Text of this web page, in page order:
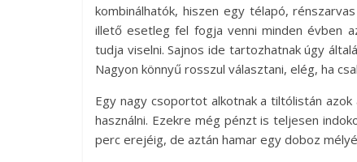
kombinálhatók, hiszen egy télapó,
illető esetleg fel fogja venni minden évben
tudja viselni. Sajnos ide tartozhatnak úgy
Nagyon könnyű rosszul választani, elég, ha
Egy nagy csoportot alkotnak a tiltólistán
használni. Ezekre még pénzt is teljesen
perc erejéig, de aztán hamar egy doboz